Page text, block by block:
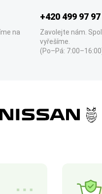
na
+420 499 97
Zavolejte nám.
vyřešíme.
(Po–Pá: